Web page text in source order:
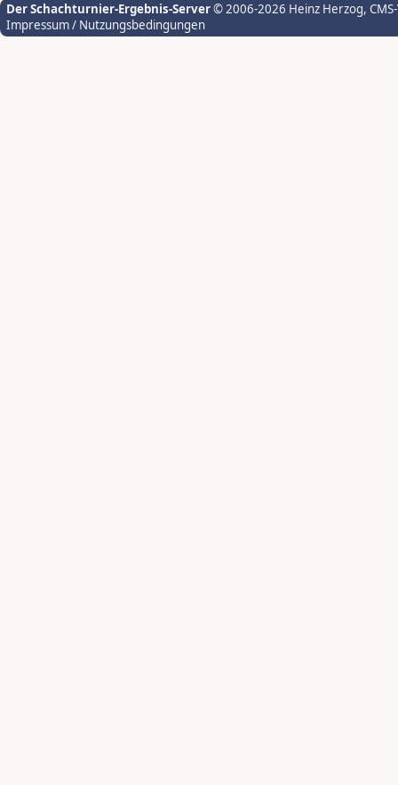
Der Schachturnier-Ergebnis-Server© 2006-2026 Heinz Herzog,
Impressum / Nutzungsbedingungen